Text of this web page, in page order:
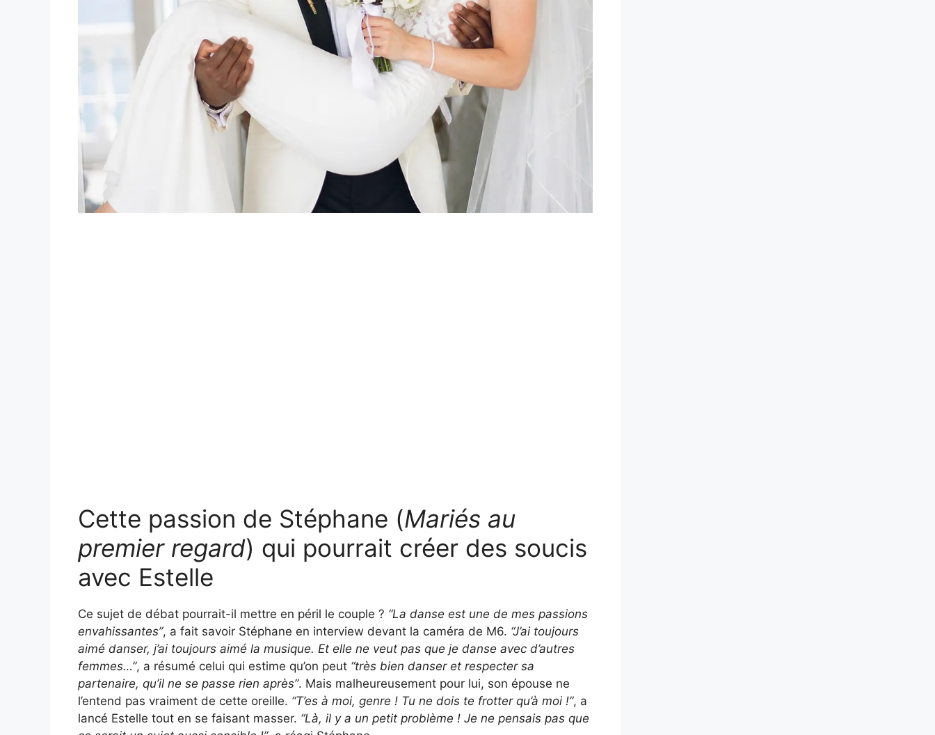
Cette passion de Stéphane (Mariés au
premier regard) qui pourrait créer des soucis
avec Estelle
Ce sujet de débat pourrait-il mettre en péril le couple ? “La danse est une de mes passions
envahissantes”, a fait savoir Stéphane en interview devant la caméra de M6. “J’ai toujours
aimé danser, j’ai toujours aimé la musique. Et elle ne veut pas que je danse avec d’autres
femmes…”, a résumé celui qui estime qu’on peut “très bien danser et respecter sa
partenaire, qu’il ne se passe rien après”. Mais malheureusement pour lui, son épouse ne
l’entend pas vraiment de cette oreille. “T’es à moi, genre ! Tu ne dois te frotter qu’à moi !”, a
lancé Estelle tout en se faisant masser. “Là, il y a un petit problème ! Je ne pensais pas que